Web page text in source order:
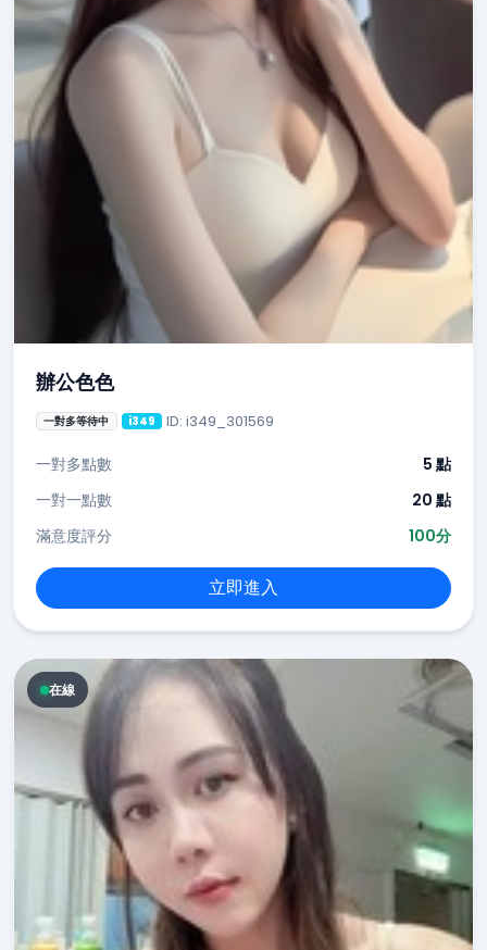
辦公色色
一對多等待中 i349 ID: i349_301569
一對多點數
5 點
一對一點數
20 點
滿意度評分
100分
立即進入
在線